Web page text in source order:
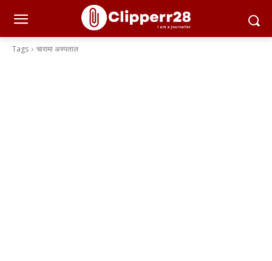
Tags चारामा अस्पताल